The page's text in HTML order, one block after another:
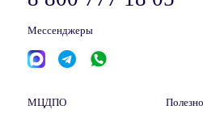
Мессенджеры
МЦДПО